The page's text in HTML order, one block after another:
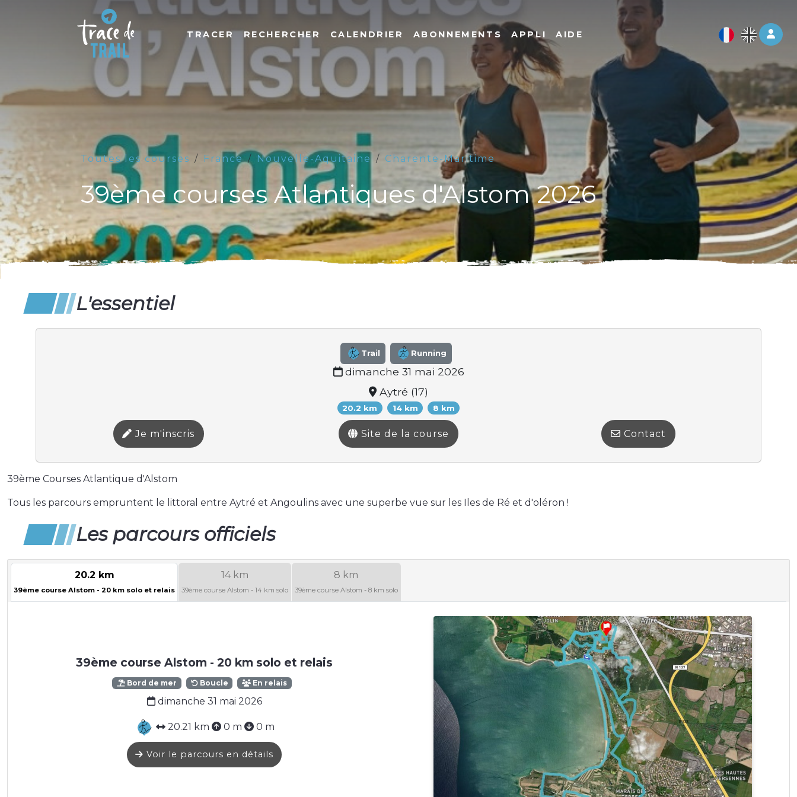
Log
TRACER RECHERCHER CALENDRIER ABONNEMENTS APPLI AIDE
Toutes les courses France Nouvelle-Aquitaine Charente-Maritime
39ème courses Atlantiques d'Alstom 2026
L'essentiel
Trail Running
dimanche 31 mai 2026
Aytré (17)
20.2 km 14 km 8 km
Je m'inscris Site de la course Contact
39ème Courses Atlantique d'Alstom
Tous les parcours empruntent le littoral entre Aytré et Angoulins avec une superbe vue sur les Iles de Ré et d'oléron !
Les parcours officiels
20.2 km
39ème course Alstom - 20 km solo et relais
14 km
39ème course Alstom - 14 km solo
8 km
39ème course Alstom - 8 km solo
39ème course Alstom - 20 km solo et relais
Bord de mer Boucle En relais
dimanche 31 mai 2026
20.21 km 0 m 0 m
Voir le parcours en détails